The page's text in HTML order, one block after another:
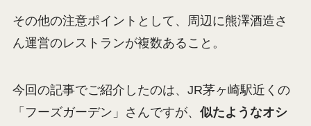
その他の注意ポイントとして、周辺に熊澤酒造さ
ん運営のレストランが複数あること。
今回の記事でご紹介したのは、JR茅ヶ崎駅近くの
「フーズガーデン」さんですが、 似たようなオシ